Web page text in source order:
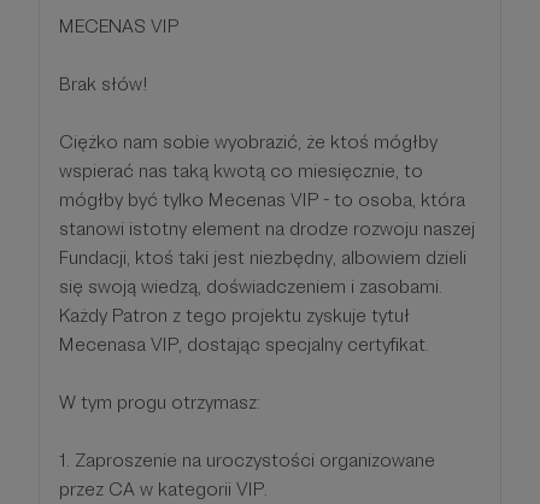
MECENAS VIP
Brak słów!
Ciężko nam sobie wyobrazić, że ktoś mógłby
wspierać nas taką kwotą co miesięcznie, to
mógłby być tylko Mecenas VIP - to osoba, która
stanowi istotny element na drodze rozwoju naszej
Fundacji, ktoś taki jest niezbędny, albowiem dzieli
się swoją wiedzą, doświadczeniem i zasobami.
Każdy Patron z tego projektu zyskuje tytuł
Mecenasa VIP, dostając specjalny certyfikat.
W tym progu otrzymasz:
1. Zaproszenie na uroczystości organizowane
przez CA w kategorii VIP.